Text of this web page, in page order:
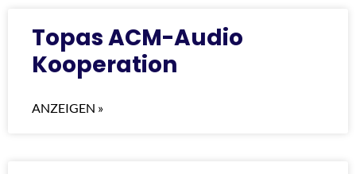
Topas ACM-Audio
Kooperation
ANZEIGEN »